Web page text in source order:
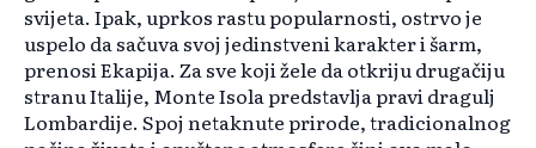
svijeta. Ipak, uprkos rastu popularnosti, ostrvo je
uspelo da sačuva svoj jedinstveni karakter i šarm,
prenosi Ekapija. Za sve koji žele da otkriju drugačiju
stranu Italije, Monte Isola predstavlja pravi dragulj
Lombardije. Spoj netaknute prirode, tradicionalnog